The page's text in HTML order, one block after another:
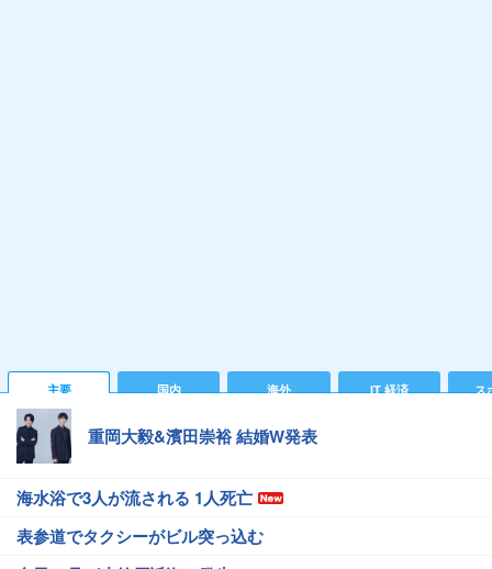
主要 国内 海外 IT 経済 ス
重岡大毅&濱田崇裕 結婚W発表
海水浴で3人が流される 1人死亡
表参道でタクシーがビル突っ込む